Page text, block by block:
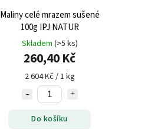
Maliny celé mrazem sušené
100g IPJ NATUR
Skladem (>5 ks)
260,40 Kč
2 604 Kč / 1 kg
Do košíku